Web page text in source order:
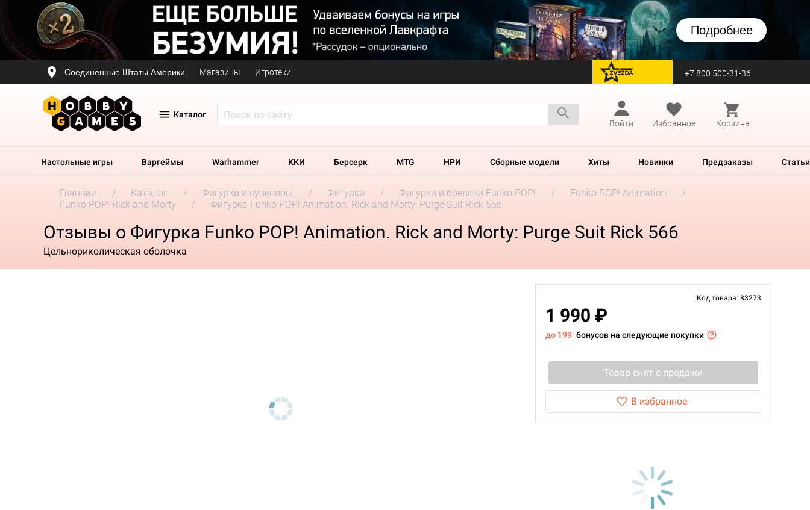
Подробнее
Соединённые Штаты Америки Магазины Игротеки перейти на Zvezda +7 800 500-31-36
Каталог
Войти
Избранное Корзина
Настольные игры Варгеймы Warhammer ККИ Берсерк MTG НРИ Сборные модели Хиты Новинки Предзаказы Статьи
Главная Каталог Фигурки и сувениры Фигурки Фигурки и брелоки Funko POP!
Funko POP! Animation
Funko POP! Rick and Morty
Фигурка Funko POP! Animation. Rick and Morty: Purge Suit Rick 566
Отзывы о Фигурка Funko POP! Animation. Rick and Morty: Purge Suit Rick 566
Цельнориколическая оболочка
Код товара: 83273
1 990 ₽
до 199 бонусов на следующие покупки
Товар снят с продажи
В избранное